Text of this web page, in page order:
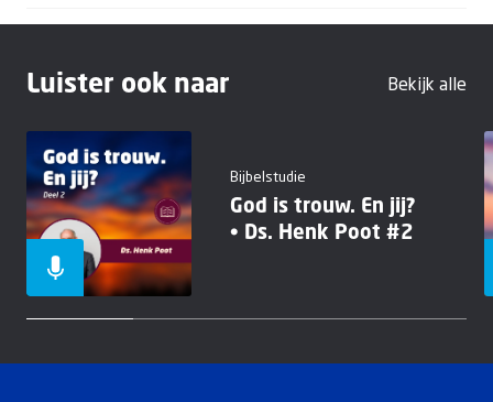
Luister ook naar Bekijk alle
Bijbelstudie
God is trouw. En jij?
• Ds. Henk Poot #2